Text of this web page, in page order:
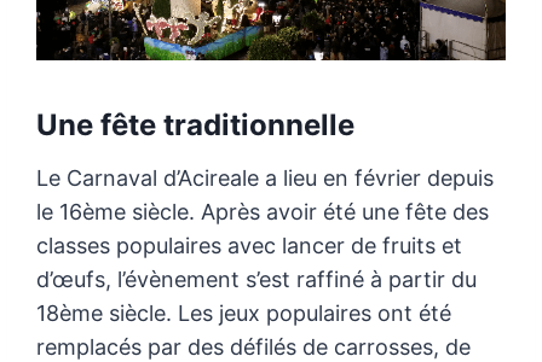
Une fête traditionnelle
Le Carnaval d’Acireale a lieu en février depuis
le 16ème siècle. Après avoir été une fête des
classes populaires avec lancer de fruits et
d’œufs, l’évènement s’est raffiné à partir du
18ème siècle. Les jeux populaires ont été
remplacés par des défilés de carrosses, de